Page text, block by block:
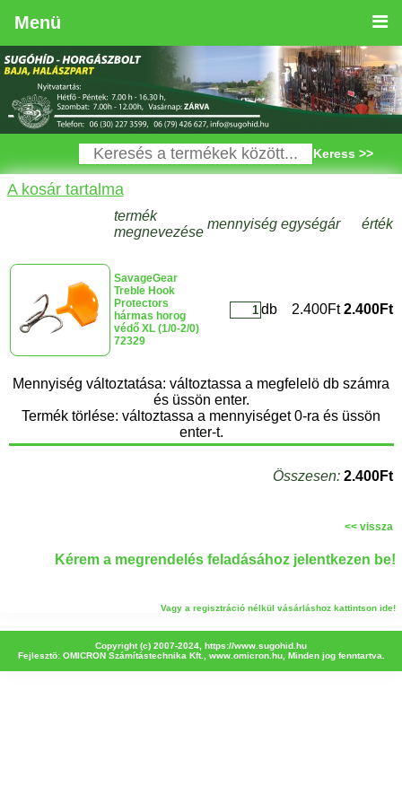
Menü
Keress >>
A kosár tartalma
termék
megnevezése
mennyiség egységár érték
SavageGear
Treble Hook
Protectors
hármas horog
védő XL (1/0-2/0)
72329
db 2.400Ft 2.400Ft
Mennyiség változtatása: változtassa a megfelelö db számra
és üssön enter.
Termék törlése: változtassa a mennyiséget 0-ra és üssön
enter-t.
Összesen: 2.400Ft
<< vissza
Kérem a megrendelés feladásához jelentkezen be!
Vagy a regisztráció nélkül vásárláshoz kattintson ide!
Copyright (c) 2007-2024, https://www.sugohid.hu
Fejlesztö: OMICRON Számítástechnika Kft., www.omicron.hu, Minden jog fenntartva.